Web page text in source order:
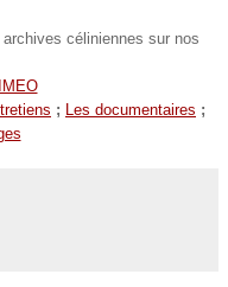
céliniennes sur nos
; Les documentaires ;